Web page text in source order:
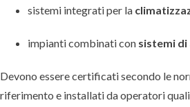
sistemi integrati per la
impianti combinati con sistemi di
Devono essere certificati secondo le
riferimento e installati da operatori